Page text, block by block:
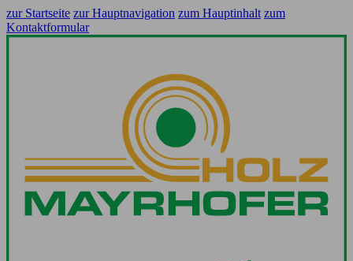
zur Startseite zur Hauptnavigation zum Hauptinhalt zum
Kontaktformular